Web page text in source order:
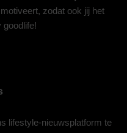
zodat ook jij het
goodlife!
lifestyle-nieuwsplatform te